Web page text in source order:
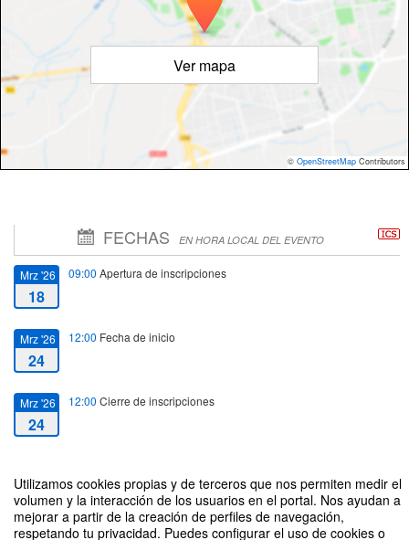
Utilizamos cookies propias y de terceros que nos permiten medir el
volumen y la interacción de los usuarios en el portal. Nos ayudan a
mejorar a partir de la creación de perfiles de navegación,
respetando tu privacidad. Puedes configurar el uso de cookies o
Ver mapa
© OpenStreetMap Contributors
FECHAS EN HORA LOCAL DEL EVENTO
Mrz '26
18
09:00 Apertura de inscripciones
Mrz '26
24
12:00 Fecha de inicio
Mrz '26
24
12:00 Cierre de inscripciones
24